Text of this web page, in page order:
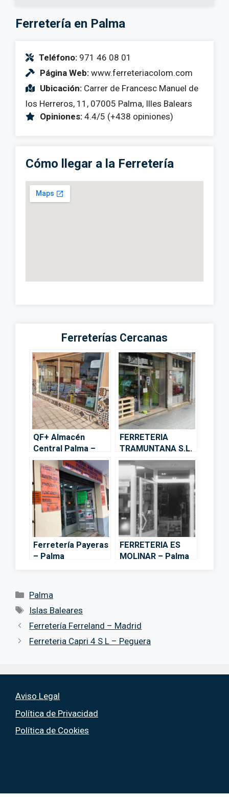
Ferretería en Palma
Teléfono: 971 46 08 01
Página Web: www.ferreteriacolom.com
Ubicación: Carrer de Francesc Manuel de
los Herreros, 11, 07005 Palma, Illes Balears
Opiniones: 4.4/5 (+438 opiniones)
Cómo llegar a la Ferretería
Ferreterías Cercanas
QF+ Almacén
Central Palma –
Palma
FERRETERIA
TRAMUNTANA S.L.
– Palma
Ferretería Payeras
– Palma
FERRETERIA ES
MOLINAR – Palma
Categorías
Palma
Etiquetas
Islas Baleares
Ferretería Ferreland – Madrid
Ferreteria Capri 4 S L – Peguera
Aviso Legal
Política de Privacidad
Política de Cookies